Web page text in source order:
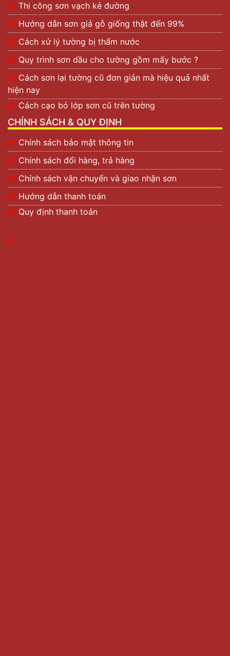
Thi công sơn vạch kẻ đường
Hướng dẫn sơn giả gỗ giống thật đến 99%
Cách xử lý tường bị thấm nước
Quy trình sơn dầu cho tường gồm mấy bước ?
Cách sơn lại tường cũ đơn giản mà hiệu quả nhất
hiện nay
Cách cạo bỏ lớp sơn cũ trên tường
CHÍNH SÁCH & QUY ĐỊNH
Chính sách bảo mật thông tin
Chính sách đổi hàng, trả hàng
Chính sách vận chuyển và giao nhận sơn
Hướng dẫn thanh toán
Quy định thanh toán